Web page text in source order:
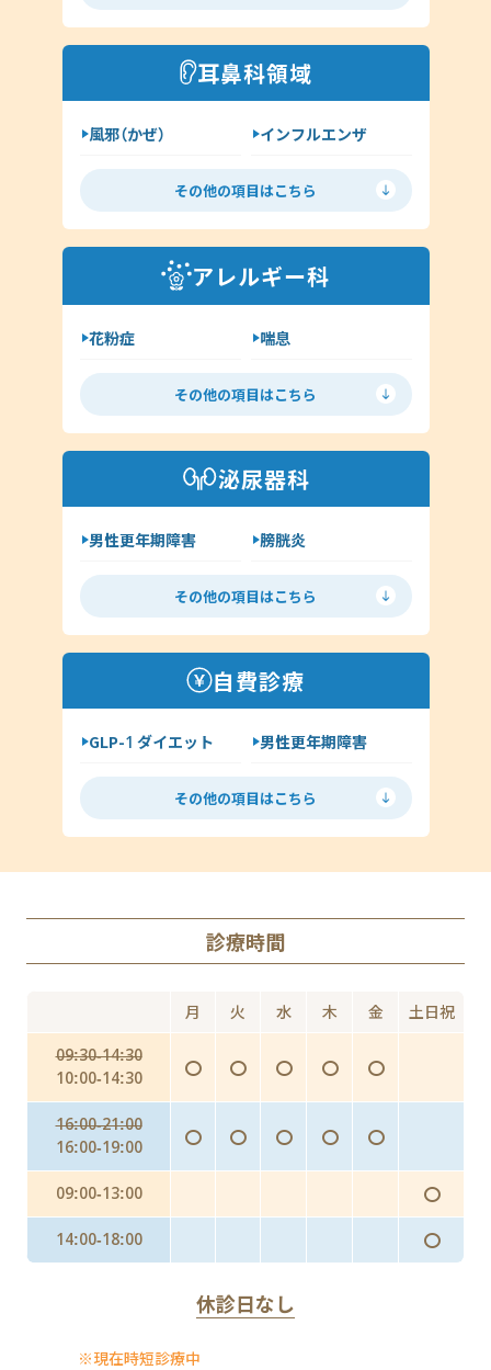
ヘルペス
帯状疱疹
イボ（尋常性疣贅:ゆうぜい）
しみ・肝斑
ハイドロキノン
その他（皮膚科）
耳鼻科領域
風邪（かぜ）
インフルエンザ
扁桃炎
花粉症
舌下免疫療法
中耳炎
クラミジア
その他（耳鼻科領域）
その他の項目はこちら
アレルギー科
花粉症
喘息
舌下免疫療法
アレルギー検査
手荒れ・肌荒れ
じんましん
その他（アレルギー科）
その他の項目はこちら
泌尿器科
男性更年期障害
膀胱炎
尿道炎
亀頭包皮炎
性病の種類について
ヘルペス
クラミジア
梅毒
尖圭コンジローマ
マイコプラズマ・ウレアプラズマ
その他の項目はこちら
自費診療
GLP-1 ダイエット
男性更年期障害
低用量ピル
ミニピル
月経移動
アフターピル
Doxy PEP（ドキシペップ）
インフルエンザ予防投与（予防内服）
インフルエンザワクチンの予防接種
その他の項目はこちら
診療時間
月 火 水 木 金 土日祝
09:30-14:30
10:00-14:30
〇 〇 〇 〇 〇
16:00-21:00
16:00-19:00
〇 〇 〇 〇 〇
09:00-13:00 〇
14:00-18:00 〇
休診日なし
※現在時短診療中